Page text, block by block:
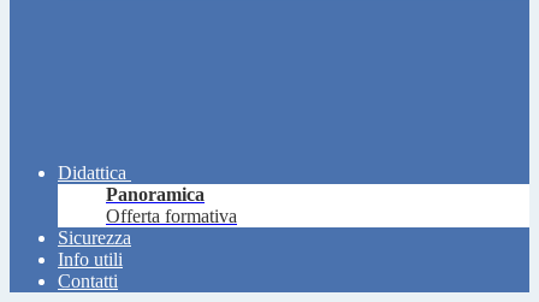
Didattica
Panoramica
Offerta formativa
Sicurezza
Info utili
Contatti